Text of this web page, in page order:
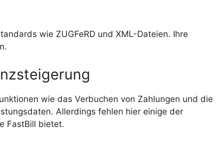
wie ZUGFeRD und XML-Dateien. Ihre
wie das Verbuchen von Zahlungen und die
Allerdings fehlen hier einige der
FastBill bietet.